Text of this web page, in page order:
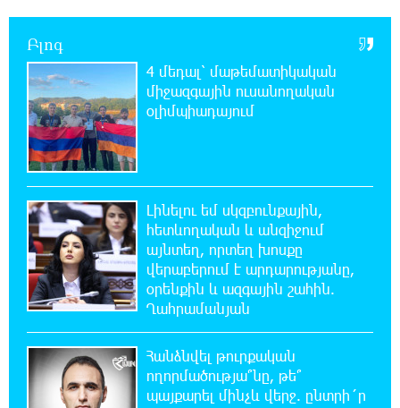
13-ին հարյուրավոր հասցեներում լույս չի
լինելու
23:31:16 5-08-2026
Ջուր հավաքեք․ բազմաթիվ հասցեներում
ջուր չի լինելու
23:13:33 5-08-2026
Եվրոպայի մայրաքաղաքները գրանցում են
22:54:16 5-08-2026
Զովունի-Եղվարդ ճանապարհին բախվել են
«Alfa Romeo»-ն և «Opel»-ը. կա վիրավոր
22:44:25 5-08-2026
Անունս տալուց առաջ գոնե լվացվեք․ Էդմոն
Մարուքյան
Բլոգ
4 մեդալ՝ մաթեմատիկական
միջազգային ուսանողական
օլիմպիադայում
Լինելու եմ սկզբունքային,
հետևողական և անզիջում
այնտեղ, որտեղ խոսքը
վերաբերում է արդարությանը,
օրենքին և ազգային շահին.
Ղահրամանյան
Հանձնվել թուրքական
ողորմածությա՞նը, թե՞
պայքարել մինչև վերջ. ընտրի´ր